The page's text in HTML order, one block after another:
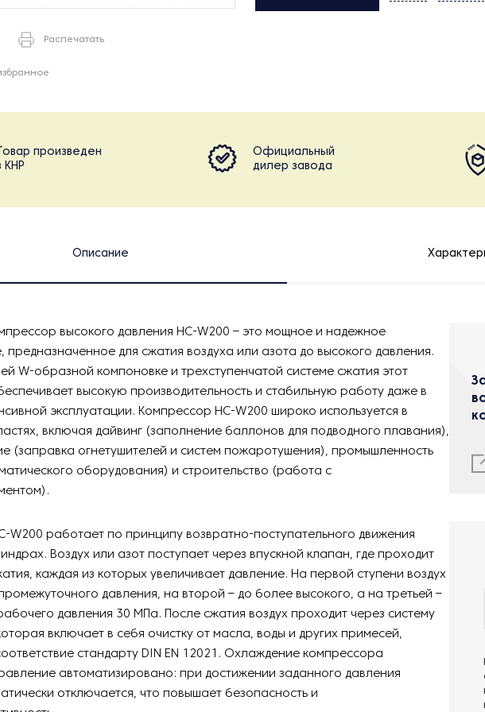
Распечатать
произведен
КНР
Официальный
дилер завода
Описание
высокого давления HC-W200 – это мощное и надежное
предназначенное для сжатия воздуха или азота до высокого давления.
W-образной компоновке и трехступенчатой системе сжатия этот
высокую производительность и стабильную работу даже в
эксплуатации. Компрессор HC-W200 широко используется в
включая дайвинг (заполнение баллонов для подводного плавания),
(заправка огнетушителей и систем пожаротушения), промышленность
оборудования) и строительство (работа с
W200 работает по принципу возвратно-поступательного движения
Воздух или азот поступает через впускной клапан, где проходит
каждая из которых увеличивает давление. На первой ступени воздух
давления, на второй – до более высокого, а на третьей –
давления 30 МПа. После сжатия воздух проходит через систему
включает в себя очистку от масла, воды и других примесей,
стандарту DIN EN 12021. Охлаждение компрессора
автоматизировано: при достижении заданного давления
отключается, что повышает безопасность и